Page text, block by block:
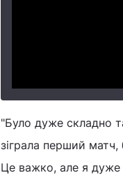
"Було дуже складно
зіграла перший
Це важко, але я